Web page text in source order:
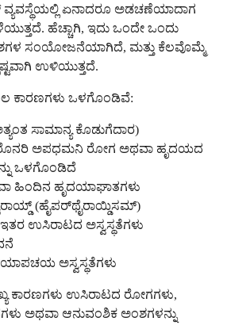
ವ್ಯವಸ್ಥೆಯಲ್ಲಿ ಏನಾದರೂ ಅಡಚಣೆಯಾದಾಗ
ಹೆಚ್ಚಾಗಿ, ಇದು ಒಂದೇ ಒಂದು
ಸಂಯೋಜನೆಯಾಗಿದೆ, ಮತ್ತು ಕೆಲವೊಮ್ಮೆ
ಉಳಿಯುತ್ತದೆ.
ಕಾರಣಗಳು ಒಳಗೊಂಡಿವೆ:
ಸಾಮಾನ್ಯ ಕೊಡುಗೆದಾರ)
ಅಪಧಮನಿ ರೋಗ ಅಥವಾ ಹೃದಯದ
ಒಳಗೊಂಡಿದೆ
ಹಿಂದಿನ ಹೃದಯಾಘಾತಗಳು
(ಹೈಪರ್‌ಥೈರಾಯ್ಡಿಸಮ್)
ಉಸಿರಾಟದ ಅಸ್ವಸ್ಥತೆಗಳು
ಅಸ್ವಸ್ಥತೆಗಳು
ಕಾರಣಗಳು ಉಸಿರಾಟದ ರೋಗಗಳು,
ಅಥವಾ ಆನುವಂಶಿಕ ಅಂಶಗಳನ್ನು